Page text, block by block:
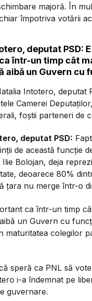
majoră. În
împotriva votării
deputat PSD:
într-un timp cât
aibă un Guvern cu
Intotero, deputat
Camerei
foștii parteneri de
deputat PSD:
de această funcție
Bolojan, deja
deoarece 80%
țara nu merge într-o
ca într-un timp
un Guvern cu
maturitatea colegilor
speră ca PNL să
i-a îndemnat pe
guvernare.